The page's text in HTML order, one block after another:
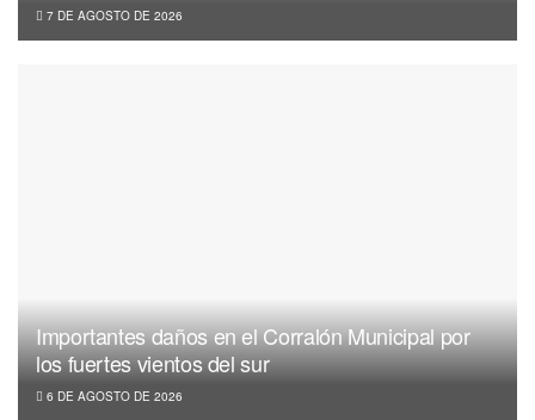
7 DE AGOSTO DE 2026
Importantes daños en el Corralón Municipal por
los fuertes vientos del sur
6 DE AGOSTO DE 2026